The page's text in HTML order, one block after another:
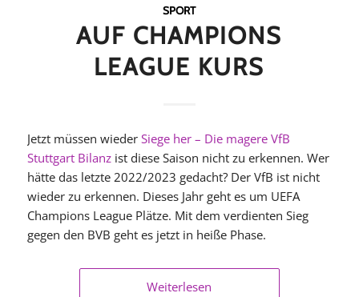
SPORT
AUF CHAMPIONS
LEAGUE KURS
Jetzt müssen wieder Siege her – Die magere VfB
Stuttgart Bilanzist diese Saison nicht zu erkennen. Wer
hätte das letzte 2022/2023 gedacht? Der VfB ist nicht
wieder zu erkennen. Dieses Jahr geht es um UEFA
Champions League Plätze. Mit dem verdienten Sieg
gegen den BVB geht es jetzt in heiße Phase.
Weiterlesen